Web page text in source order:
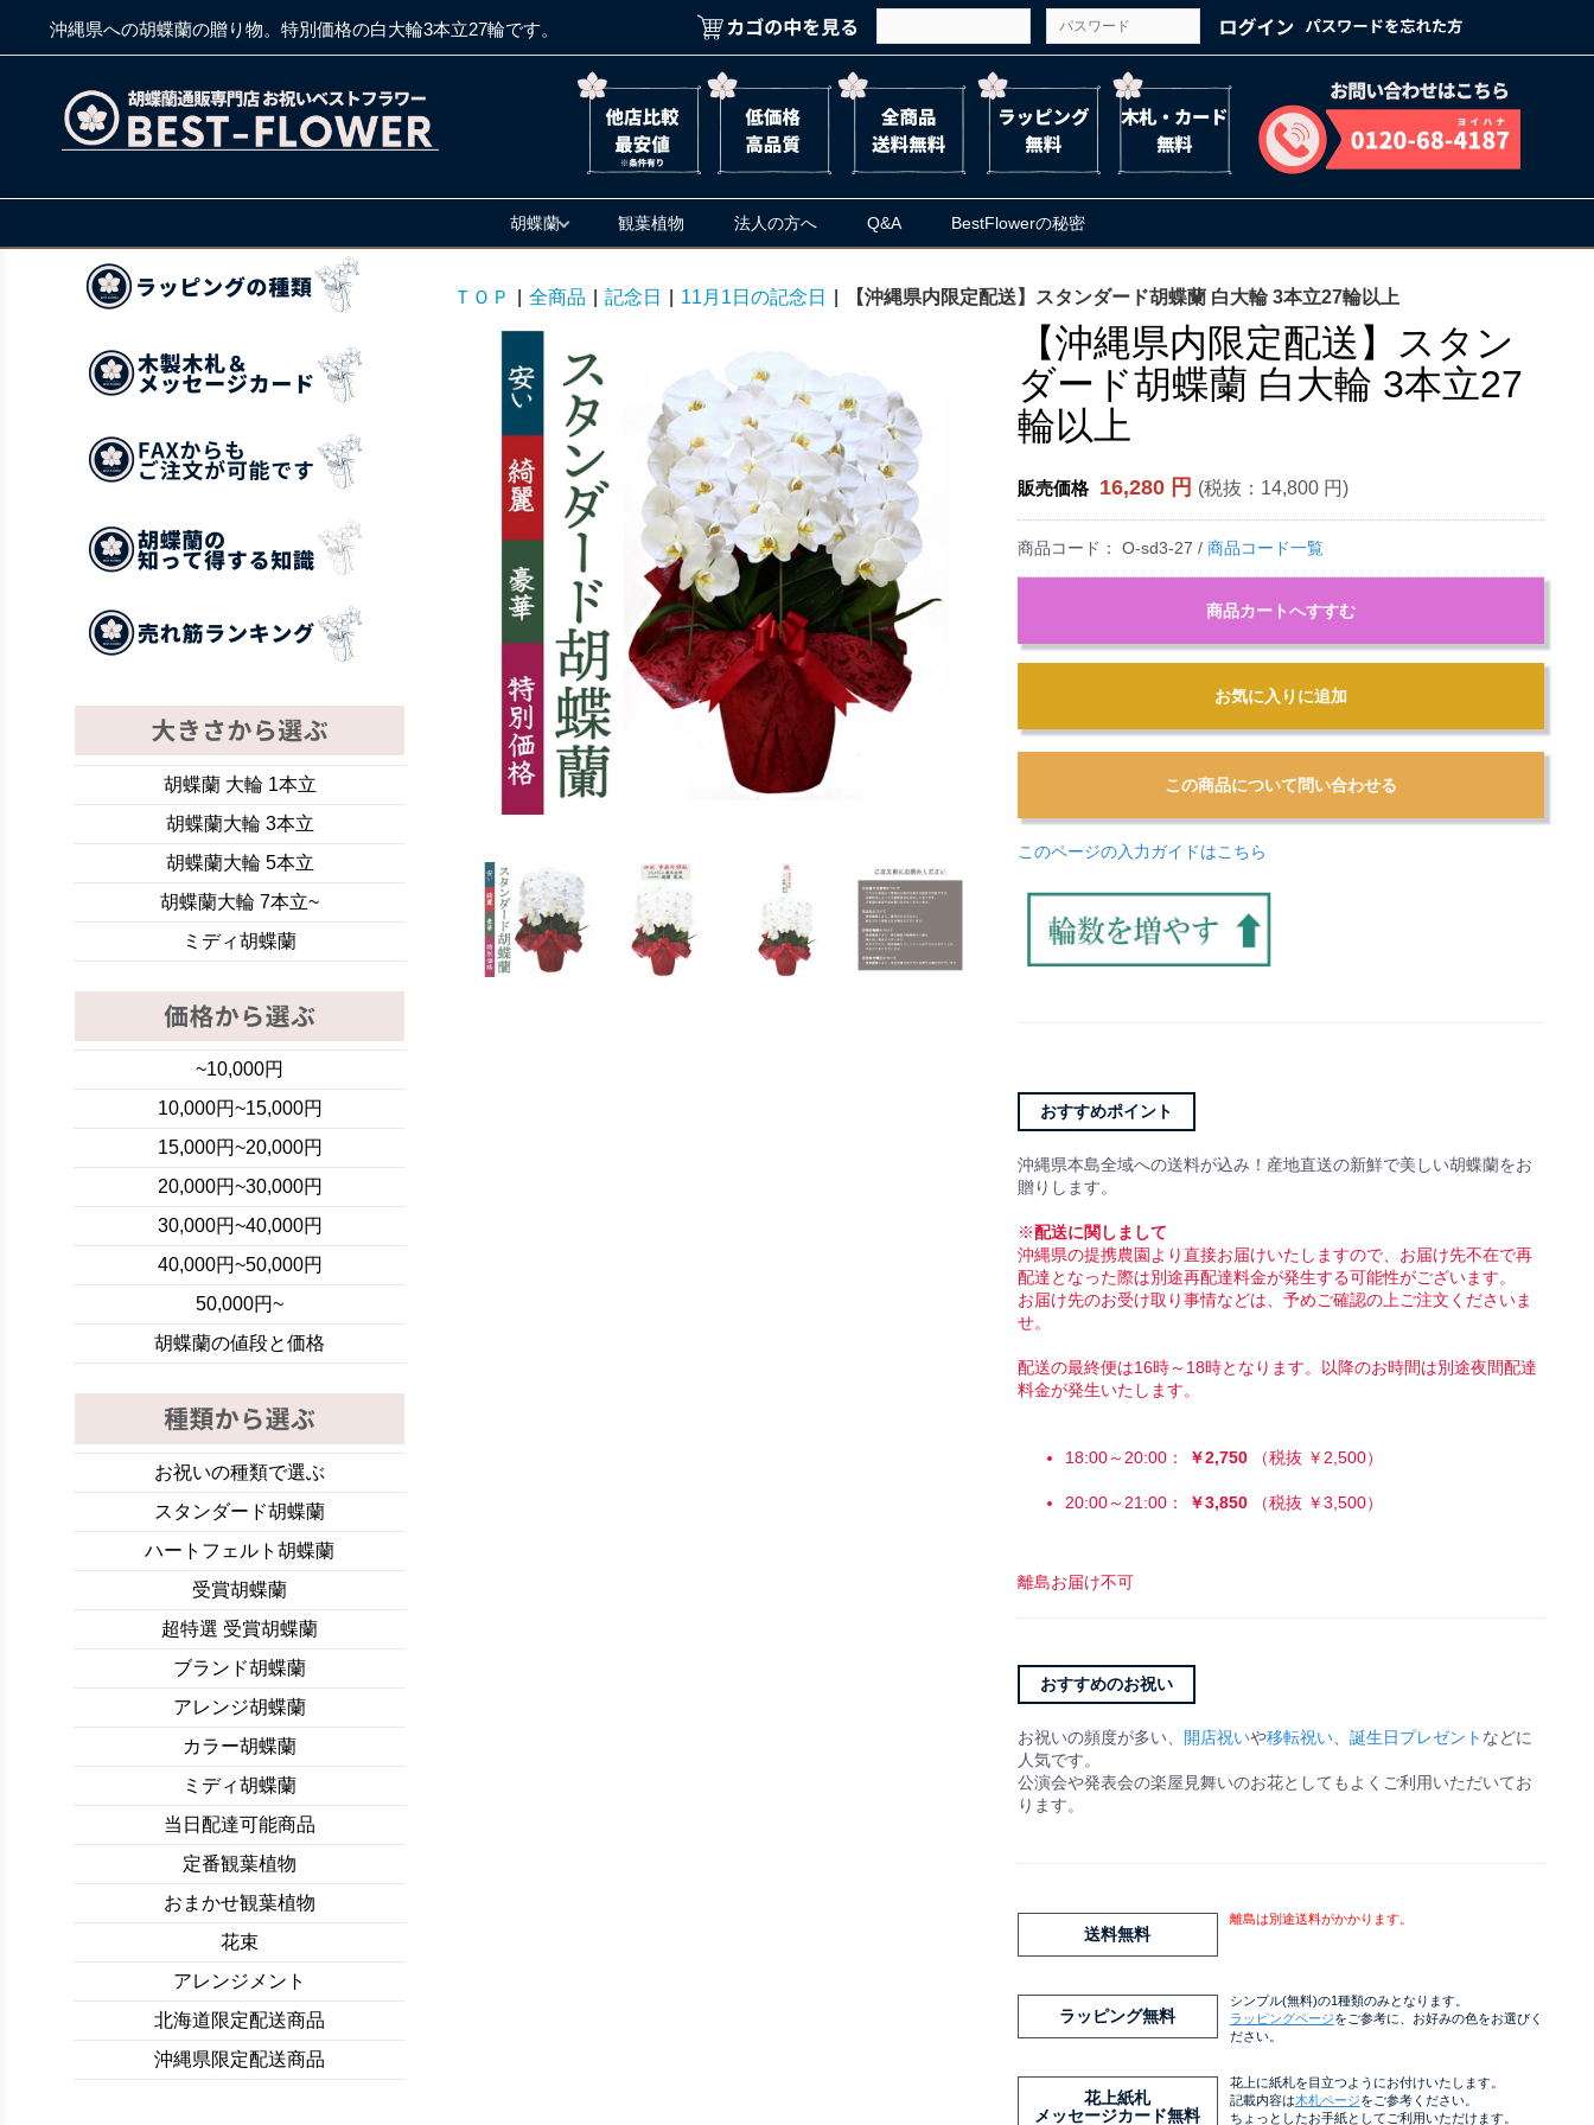
沖縄県への胡蝶蘭の贈り物。特別価格の白大輪3本立27輪です。
胡蝶蘭 観葉植物 法人の方へ Q&A BestFlowerの秘密
ＴＯＰ 全商品 記念日 11月1日の記念日 【沖縄県内限定配送】スタンダード胡蝶蘭 白大輪 3本立27輪以上
【沖縄県内限定配送】スタン
ダード胡蝶蘭 白大輪 3本立27
輪以上
販売価格 16,280 円 (税抜： 14,800 円)
商品コード： O-sd3-27 / 商品コード一覧
商品カートへすすむ
お気に入りに追加
このページの入力ガイドはこちら
おすすめポイント
沖縄県本島全域への送料が込み！産地直送の新鮮で美しい胡蝶蘭をお
贈りします。
※配送に関しまして
沖縄県の提携農園より直接お届けいたしますので、お届け先不在で再
配達となった際は別途再配達料金が発生する可能性がございます。
お届け先のお受け取り事情などは、予めご確認の上ご注文くださいま
せ。
配送の最終便は16時～18時となります。以降のお時間は別途夜間配達
料金が発生いたします。
18:00～20:00： ￥2,750 （税抜 ￥2,500）
20:00～21:00： ￥3,850 （税抜 ￥3,500）
離島お届け不可
おすすめのお祝い
お祝いの頻度が多い、 開店祝いや移転祝い 誕生日プレゼント などに
人気です。
公演会や発表会の楽屋見舞いのお花としてもよくご利用いただいてお
ります。
送料無料
離島は別途送料がかかります。
ラッピング無料
シンプル(無料)の1種類のみとなります。
ラッピングページをご参考に、お好みの色をお選びく
ださい。
花上紙札
メッセージカード無料
花上に紙札を目立つようにお付けいたします。
記載内容は木札ページをご参考ください。
ちょっとしたお手紙としてご利用いただけます。
胡蝶蘭 大輪 1本立
胡蝶蘭大輪 3本立
胡蝶蘭大輪 5本立
胡蝶蘭大輪 7本立~
ミディ胡蝶蘭
~10,000円
10,000円~15,000円
15,000円~20,000円
20,000円~30,000円
30,000円~40,000円
40,000円~50,000円
50,000円~
胡蝶蘭の値段と価格
お祝いの種類で選ぶ
スタンダード胡蝶蘭
ハートフェルト胡蝶蘭
受賞胡蝶蘭
超特選 受賞胡蝶蘭
ブランド胡蝶蘭
アレンジ胡蝶蘭
カラー胡蝶蘭
ミディ胡蝶蘭
当日配達可能商品
定番観葉植物
おまかせ観葉植物
花束
アレンジメント
北海道限定配送商品
沖縄県限定配送商品